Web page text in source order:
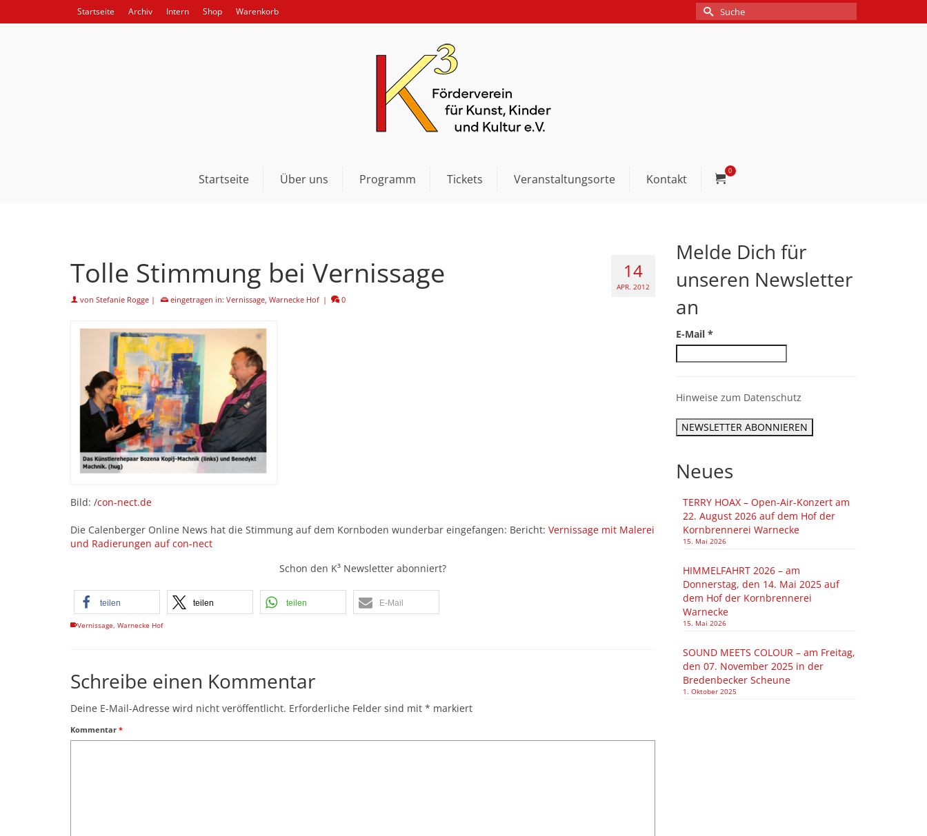
Startseite Archiv Intern Shop Warenkorb
Suche
nach:
Startseite Über uns Programm Tickets Veranstaltungsorte Kontakt
0
14
APR. 2012
Tolle Stimmung bei Vernissage
von Stefanie Rogge | eingetragen in: Vernissage, Warnecke Hof | 0
Bild: /con-nect.de
Die Calenberger Online News hat die Stimmung auf dem Kornboden wunderbar eingefangen: Bericht: Vernissage mit Malerei
und Radierungen auf con-nect
Schon den K³ Newsletter abonniert?
teilen teilen teilen E-Mail
Vernissage, Warnecke Hof
Schreibe einen Kommentar
Deine E-Mail-Adresse wird nicht veröffentlicht. Erforderliche Felder sind mit * markiert
Kommentar *
Melde Dich für
unseren Newsletter
an
E-Mail *
Hinweise zum Datenschutz
Neues
TERRY HOAX – Open-Air-Konzert am
22. August 2026 auf dem Hof der
Kornbrennerei Warnecke
15. Mai 2026
HIMMELFAHRT 2026 – am
Donnerstag, den 14. Mai 2025 auf
dem Hof der Kornbrennerei
Warnecke
15. Mai 2026
SOUND MEETS COLOUR – am Freitag,
den 07. November 2025 in der
Bredenbecker Scheune
1. Oktober 2025